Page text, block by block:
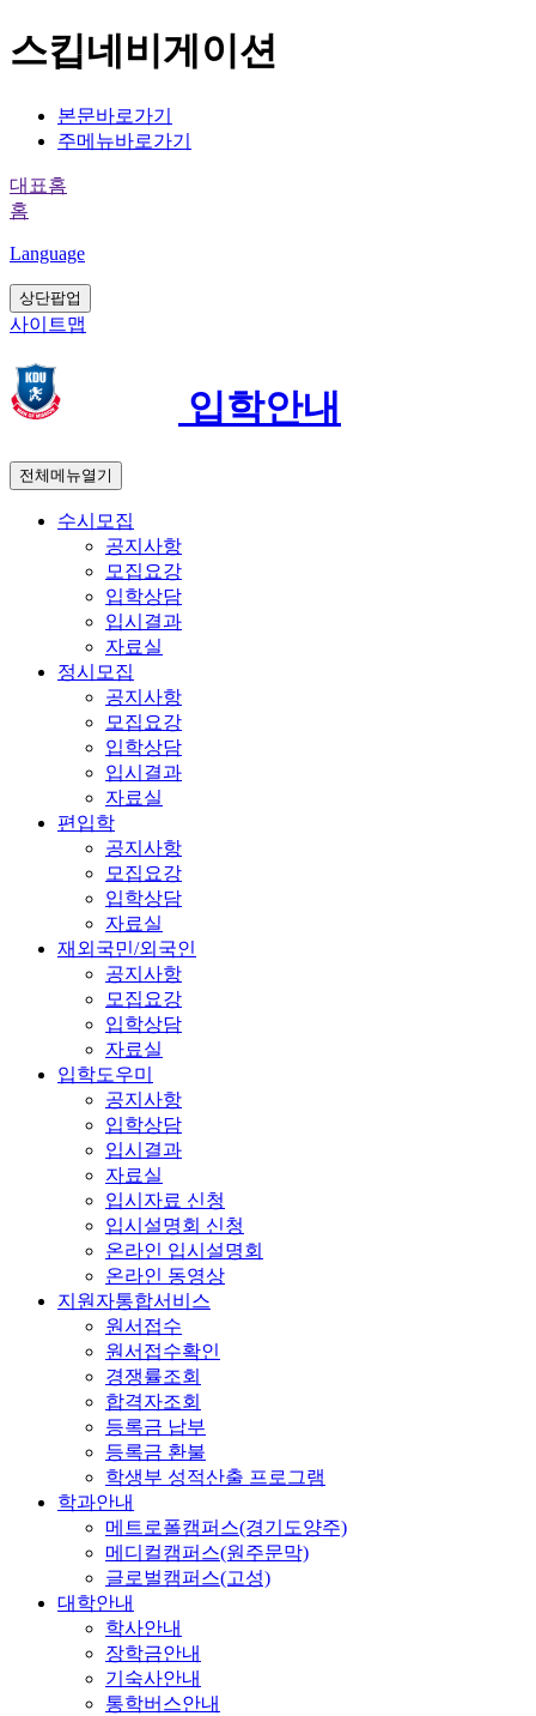
스킵네비게이션
본문바로가기
주메뉴바로가기
대표홈
홈
Language
상단팝업
사이트맵
입학안내
전체메뉴열기
수시모집
공지사항
모집요강
입학상담
입시결과
자료실
정시모집
공지사항
모집요강
입학상담
입시결과
자료실
편입학
공지사항
모집요강
입학상담
자료실
재외국민/외국인
공지사항
모집요강
입학상담
자료실
입학도우미
공지사항
입학상담
입시결과
자료실
입시자료 신청
입시설명회 신청
온라인 입시설명회
온라인 동영상
지원자통합서비스
원서접수
원서접수확인
경쟁률조회
합격자조회
등록금 납부
등록금 환불
학생부 성적산출 프로그램
학과안내
메트로폴캠퍼스(경기도양주)
메디컬캠퍼스(원주문막)
글로벌캠퍼스(고성)
대학안내
학사안내
장학금안내
기숙사안내
통학버스안내